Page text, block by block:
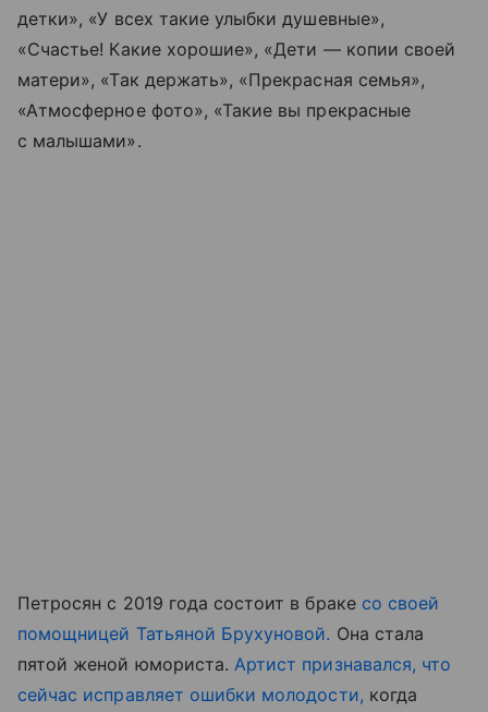
детки», «У всех такие улыбки душевные»,
«Счастье! Какие хорошие», «Дети — копии своей
матери», «Так держать», «Прекрасная семья»,
«Атмосферное фото», «Такие вы прекрасные
с малышами».
Петросян с 2019 года состоит в браке со своей
помощницей Татьяной Брухуновой. Она стала
пятой женой юмориста. Артист признавался, что
сейчас исправляет ошибки молодости, когда